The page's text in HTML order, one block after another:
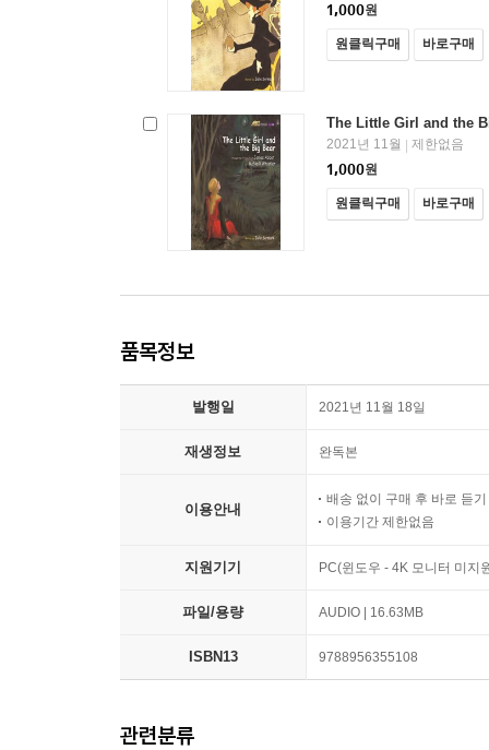
1,000원
원클릭구매 바로구매
The Little Girl and the
2021년 11월 | 제한없음
1,000원
원클릭구매 바로구매
품목정보
발행일 2021년 11월 18일
재생정보 완독본
이용안내
배송 없이 구매 후 바로 듣기
이용기간 제한없음
지원기기 PC(윈도우 - 4K 모니터 미지
파일/용량 AUDIO | 16.63MB
ISBN13 9788956355108
관련분류